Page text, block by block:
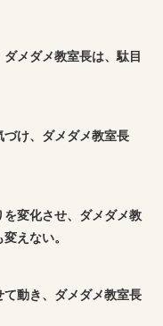
メダメ教室長は、駄目
け、ダメダメ教室長
変化させ、ダメダメ教
えない。
動き、ダメダメ教室長